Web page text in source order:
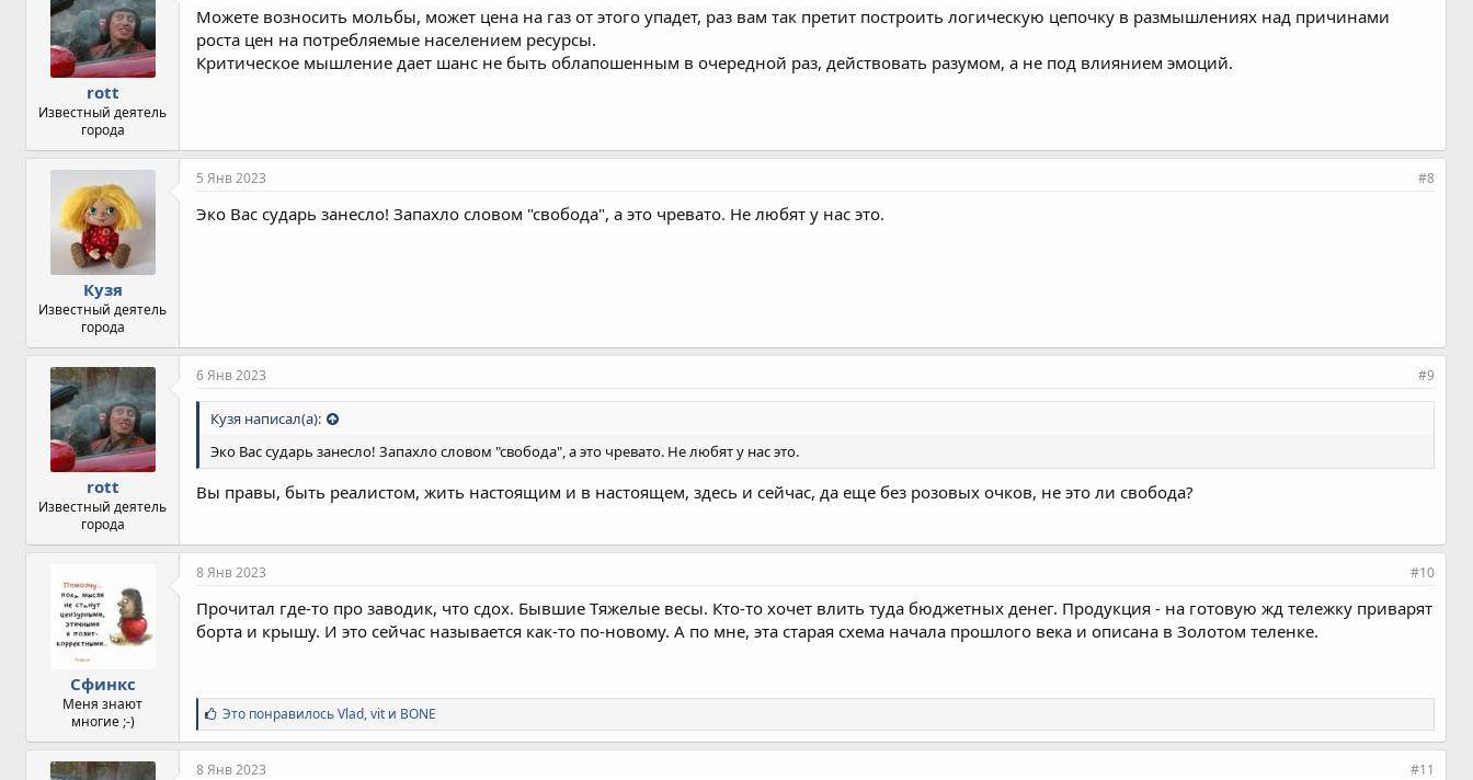
т
и
и
:
rott
Известный деятель
города
Можете возносить мольбы, может цена на газ от этого упадет, раз вам так претит построить логическую цепочку в размышлениях над причинами
роста цен на потребляемые населением ресурсы.
Критическое мышление дает шанс не быть облапошенным в очередной раз, действовать разумом, а не под влиянием эмоций.
Кузя
Известный деятель
города
5 Янв 2023 #8
Эко Вас сударь занесло! Запахло словом "свобода", а это чревато. Не любят у нас это.
rott
Известный деятель
города
6 Янв 2023 #9
Кузя написал(а):
Эко Вас сударь занесло! Запахло словом "свобода", а это чревато. Не любят у нас это.
Вы правы, быть реалистом, жить настоящим и в настоящем, здесь и сейчас, да еще без розовых очков, не это ли свобода?
Сфинкс
Меня знают
многие ;-)
8 Янв 2023 #10
Прочитал где-то про заводик, что сдох. Бывшие Тяжелые весы. Кто-то хочет влить туда бюджетных денег. Продукция - на готовую жд тележку приварят
борта и крышу. И это сейчас называется как-то по-новому. А по мне, эта старая схема начала прошлого века и описана в Золотом теленке.
С
и
м
п
Это понравилосьVlad,vit и BONE
8 Янв 2023 #11